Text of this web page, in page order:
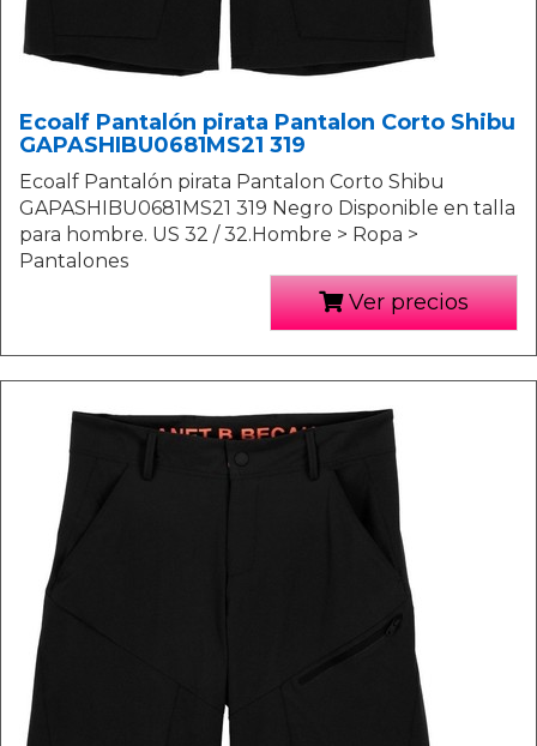
Ecoalf Pantalón pirata Pantalon Corto Shibu
GAPASHIBU0681MS21 319
Ecoalf Pantalón pirata Pantalon Corto Shibu
GAPASHIBU0681MS21 319 Negro Disponible en talla
para hombre. US 32 / 32.Hombre > Ropa >
Pantalones
Ver precios